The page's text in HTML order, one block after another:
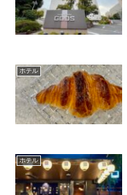
ホテル
ホテル